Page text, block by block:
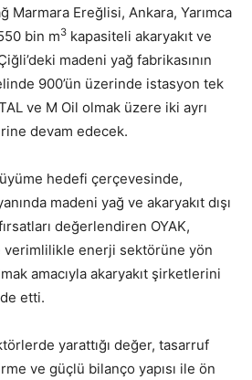
Marmara Ereğlisi, Ankara, Yarımca
bin m3 kapasiteli akaryakıt ve
madeni yağ fabrikasının
900’ün üzerinde istasyon tek
ve M Oil olmak üzere iki ayrı
devam edecek.
hedefi çerçevesinde,
madeni yağ ve akaryakıt dışı
değerlendiren OYAK,
enerji sektörüne yön
amacıyla akaryakıt şirketlerini
etti.
yarattığı değer, tasarruf
ve güçlü bilanço yapısı ile ön